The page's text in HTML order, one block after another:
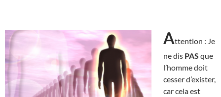
Attention : Je
ne dis PAS que
l’homme doit
cesser d’exister,
car cela est